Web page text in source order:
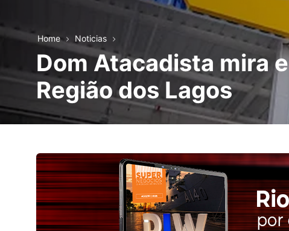
Home Noticias
Dom Atacadista mira
Região dos Lagos